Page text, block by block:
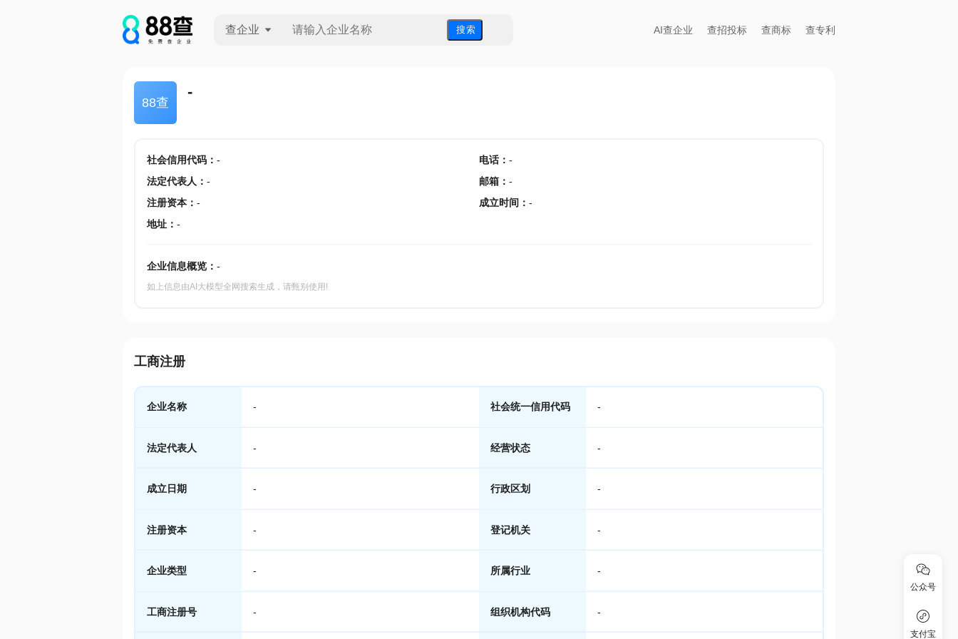
查企业 搜 索 AI查企业 查招投标 查商标 查专利
88查
-
社会信用代码： - 电话： -
法定代表人 ： - 邮箱 ： -
注册资本： - 成立时间 ： -
地址： -
企业信息概览： -
如上信息由AI大模型全网搜索生成，请甄别使用!
工商注册
企业名称 - 社会统一信用代码 -
法定代表人 - 经营状态 -
成立日期 - 行政区划 -
注册资本 - 登记机关 -
企业类型 - 所属行业 -
工商注册号 - 组织机构代码 -
公众号
支付宝